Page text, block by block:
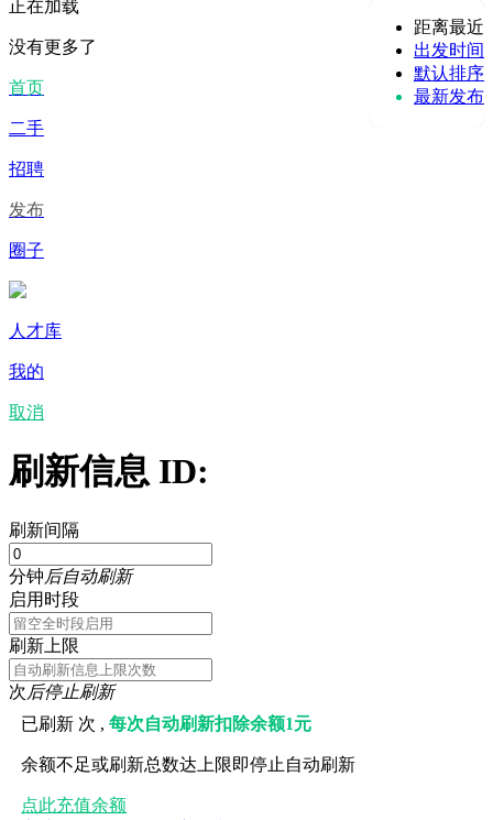
距离最近
出发时间
默认排序
最新发布
正在加载
没有更多了
首页
二手
招聘
发布
圈子
人才库
我的
取消
刷新信息 ID:
刷新间隔
分钟后自动刷新
启用时段
刷新上限
次后停止刷新
已刷新次 ,每次自动刷新扣除余额1元
余额不足或刷新总数达上限即停止自动刷新
点此充值余额